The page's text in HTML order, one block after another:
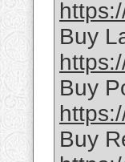
Buy
Buy
Buy